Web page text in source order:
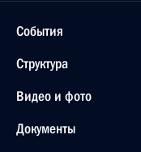
События
Структура
Видео и фото
Документы